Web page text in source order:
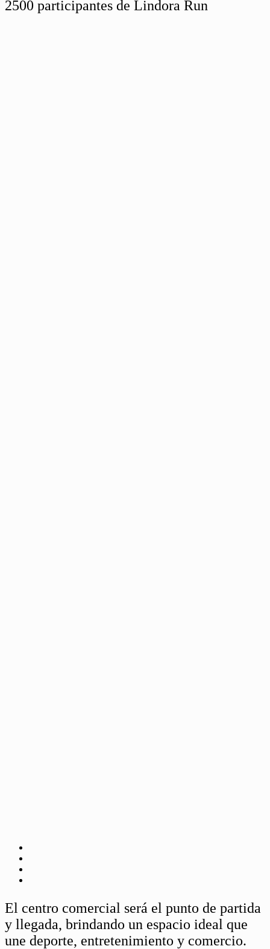
2500 participantes de Lindora Run
El centro comercial será el punto de partida
y llegada, brindando un espacio ideal que
une deporte, entretenimiento y comercio.